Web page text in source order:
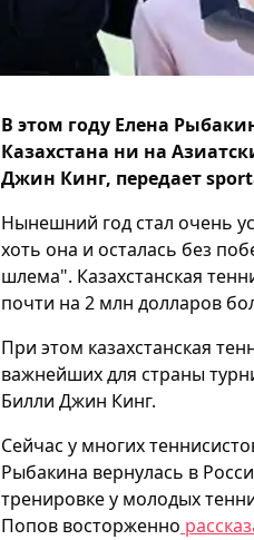
В этом году Елена
Казахстана ни на
Джин Кинг, передает
Нынешний год стал очень
хоть она и осталась без
шлема". Казахстанская
почти на 2 млн долларов
При этом казахстанская
важнейших для страны
Билли Джин Кинг.
Сейчас у многих
Рыбакина вернулась в
тренировке у молодых
Попов восторженно